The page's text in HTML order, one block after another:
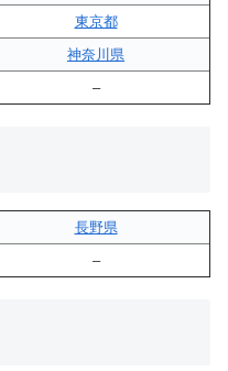
東京都
神奈川県
–
長野県
–